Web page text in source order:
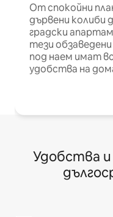
От спокойни
дървени колиби
градски
тези
под наем имат
удобства на
Удобства